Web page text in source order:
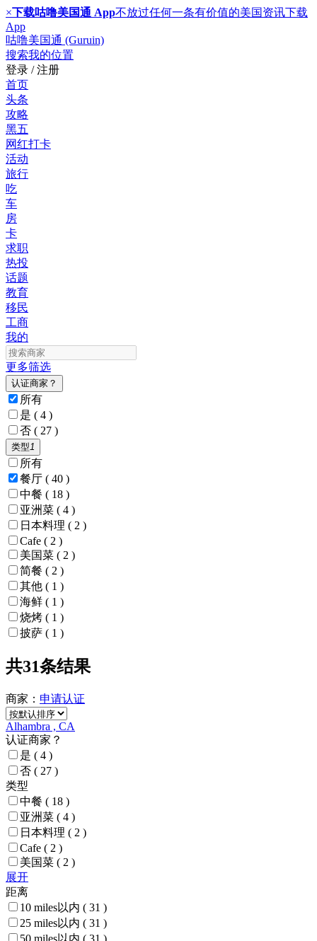
×下载咕噜美国通 App不放过任何一条有价值的美国资讯下载
App
咕噜美国通 (Guruin)
搜索我的位置
登录 / 注册
首页
头条
攻略
黑五
网红打卡
活动
旅行
吃
车
房
卡
求职
热投
话题
教育
移民
工商
我的
更多筛选
认证商家？
所有
是 ( 4 )
否 ( 27 )
类型1
所有
餐厅 ( 40 )
中餐 ( 18 )
亚洲菜 ( 4 )
日本料理 ( 2 )
Cafe ( 2 )
美国菜 ( 2 )
简餐 ( 2 )
其他 ( 1 )
海鲜 ( 1 )
烧烤 ( 1 )
披萨 ( 1 )
共31条结果
商家： 申请认证
Alhambra , CA
认证商家？
是 ( 4 )
否 ( 27 )
类型
中餐 ( 18 )
亚洲菜 ( 4 )
日本料理 ( 2 )
Cafe ( 2 )
美国菜 ( 2 )
展开
距离
10 miles以内 ( 31 )
25 miles以内 ( 31 )
50 miles以内 ( 31 )